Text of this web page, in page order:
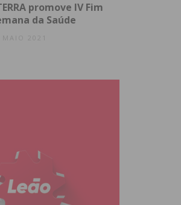
promove IV Fim
da Saúde
MAIO 2021